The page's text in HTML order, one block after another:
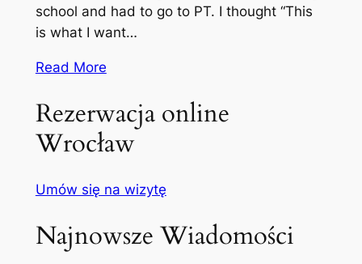
school and had to go to PT. I thought “This
is what I want…
Read More
Rezerwacja online
Wrocław
Umów się na wizytę
Najnowsze Wiadomości